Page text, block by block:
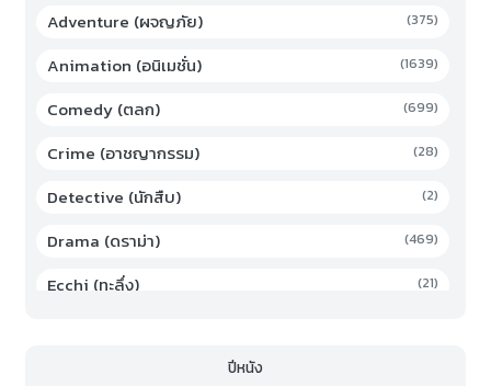
Adventure (ผจญภัย) (375)
Animation (อนิเมชั่น) (1639)
Comedy (ตลก) (699)
Crime (อาชญากรรม) (28)
Detective (นักสืบ) (2)
Drama (ดราม่า) (469)
Ecchi (ทะลึ่ง) (21)
ปีหนัง